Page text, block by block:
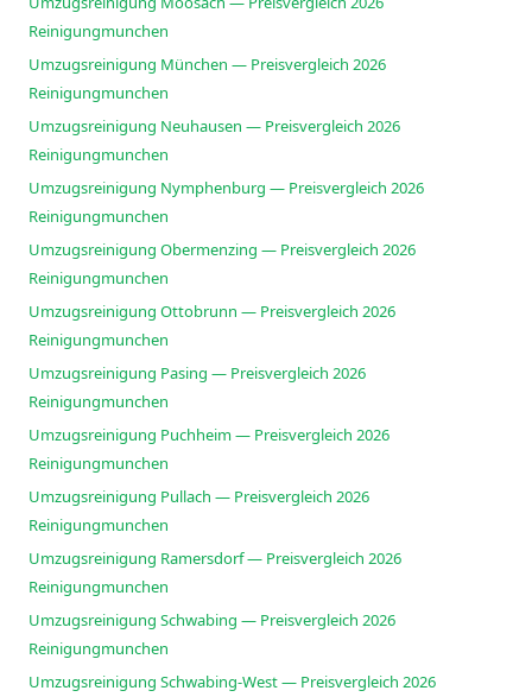
Reinigungmunchen
Umzugsreinigung München — Preisvergleich 2026
Reinigungmunchen
Umzugsreinigung Neuhausen — Preisvergleich 2026
Reinigungmunchen
Umzugsreinigung Nymphenburg — Preisvergleich 2026
Reinigungmunchen
Umzugsreinigung Obermenzing — Preisvergleich 2026
Reinigungmunchen
Umzugsreinigung Ottobrunn — Preisvergleich 2026
Reinigungmunchen
Umzugsreinigung Pasing — Preisvergleich 2026
Reinigungmunchen
Umzugsreinigung Puchheim — Preisvergleich 2026
Reinigungmunchen
Umzugsreinigung Pullach — Preisvergleich 2026
Reinigungmunchen
Umzugsreinigung Ramersdorf — Preisvergleich 2026
Reinigungmunchen
Umzugsreinigung Schwabing — Preisvergleich 2026
Reinigungmunchen
Umzugsreinigung Schwabing-West — Preisvergleich 2026